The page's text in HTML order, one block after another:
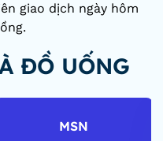
giao dịch ngày hôm
ĐỒ UỐNG
MSN